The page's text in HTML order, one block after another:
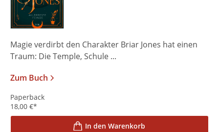
Magie verdirbt den Charakter Briar Jones hat einen
Traum: Die Temple, Schule ...
Zum Buch
Paperback
18,00 €*
In den Warenkorb